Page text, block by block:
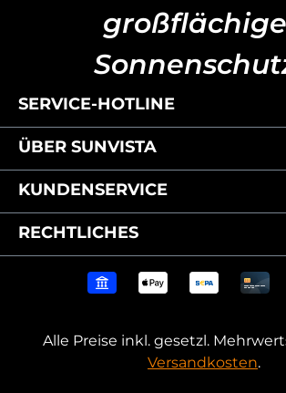
SERVICE-HOTLINE
ÜBER SUNVISTA
KUNDENSERVICE
RECHTLICHES
Alle Preise inkl. gesetzl.
Versandkosten.